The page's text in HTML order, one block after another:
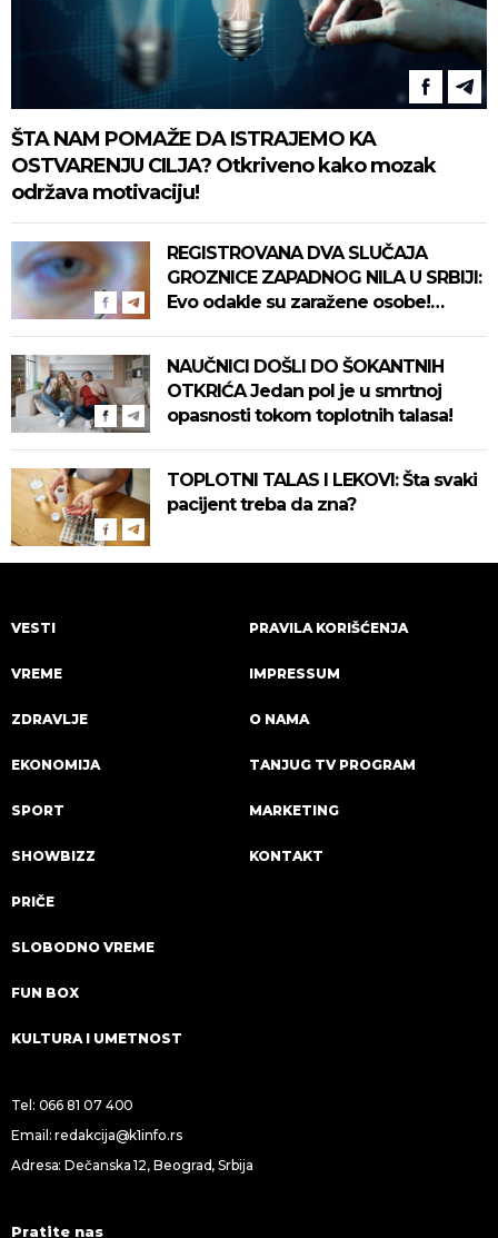
ŠTA NAM POMAŽE DA ISTRAJEMO KA
OSTVARENJU CILJA? Otkriveno kako mozak
održava motivaciju!
REGISTROVANA DVA SLUČAJA
GROZNICE ZAPADNOG NILA U SRBIJI:
Evo odakle su zaražene osobe!
NAUČNICI DOŠLI DO ŠOKANTNIH
OTKRIĆA Jedan pol je u smrtnoj
opasnosti tokom toplotnih talasa!
TOPLOTNI TALAS I LEKOVI: Šta svaki
pacijent treba da zna?
VESTI
VREME
ZDRAVLJE
EKONOMIJA
SPORT
SHOWBIZZ
PRIČE
SLOBODNO VREME
FUN BOX
KULTURA I UMETNOST
PRAVILA KORIŠĆENJA
IMPRESSUM
O NAMA
TANJUG TV PROGRAM
MARKETING
KONTAKT
Tel: 066 81 07 400
Email:redakcija@k1info.rs
Adresa: Dečanska 12, Beograd, Srbija
Pratite nas